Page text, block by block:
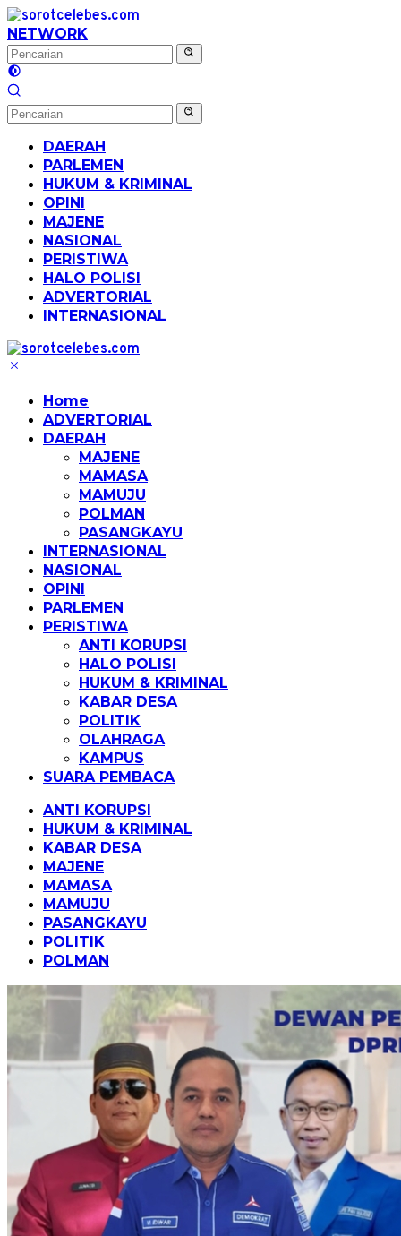
Langsung
ke
konten
NETWORK
DAERAH
PARLEMEN
HUKUM & KRIMINAL
OPINI
MAJENE
NASIONAL
PERISTIWA
HALO POLISI
ADVERTORIAL
INTERNASIONAL
Home
ADVERTORIAL
DAERAH
MAJENE
MAMASA
MAMUJU
POLMAN
PASANGKAYU
INTERNASIONAL
NASIONAL
OPINI
PARLEMEN
PERISTIWA
ANTI KORUPSI
HALO POLISI
HUKUM & KRIMINAL
KABAR DESA
POLITIK
OLAHRAGA
KAMPUS
SUARA PEMBACA
ANTI KORUPSI
HUKUM & KRIMINAL
KABAR DESA
MAJENE
MAMASA
MAMUJU
PASANGKAYU
POLITIK
POLMAN